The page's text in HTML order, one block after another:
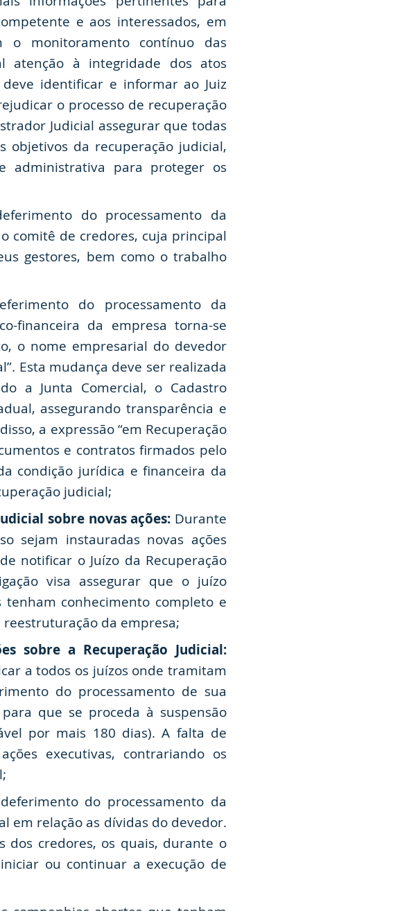
e aos interessados, em
o monitoramento contínuo das
atenção à integridade dos atos
identificar e informar ao Juiz
o processo de recuperação
Judicial assegurar que todas
objetivos da recuperação judicial,
administrativa para proteger os
do processamento da
comitê de credores, cuja principal
gestores, bem como o trabalho
do processamento da
financeira da empresa torna-se
o nome empresarial do devedor
Esta mudança deve ser realizada
a Junta Comercial, o Cadastro
assegurando transparência e
a expressão “em Recuperação
e contratos firmados pelo
condição jurídica e financeira da
judicial;
sobre novas ações: Durante
sejam instauradas novas ações
notificar o Juízo da Recuperação
visa assegurar que o juízo
conhecimento completo e
da empresa;
sobre a Recuperação Judicial:
a todos os juízos onde tramitam
do processamento de sua
que se proceda à suspensão
por mais 180 dias). A falta de
executivas, contrariando os
do processamento da
em relação as dívidas do devedor.
dos credores, os quais, durante o
ou continuar a execução de